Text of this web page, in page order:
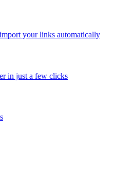
your links automatically
in just a few clicks